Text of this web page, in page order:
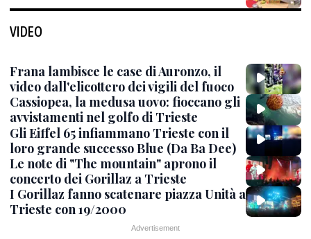
VIDEO
Frana lambisce le case di Auronzo, il
video dall'elicottero dei vigili del fuoco
Cassiopea, la medusa uovo: fioccano gli
avvistamenti nel golfo di Trieste
Gli Eiffel 65 infiammano Trieste con il
loro grande successo Blue (Da Ba Dee)
Le note di "The mountain" aprono il
concerto dei Gorillaz a Trieste
I Gorillaz fanno scatenare piazza Unità a
Trieste con 19/2000